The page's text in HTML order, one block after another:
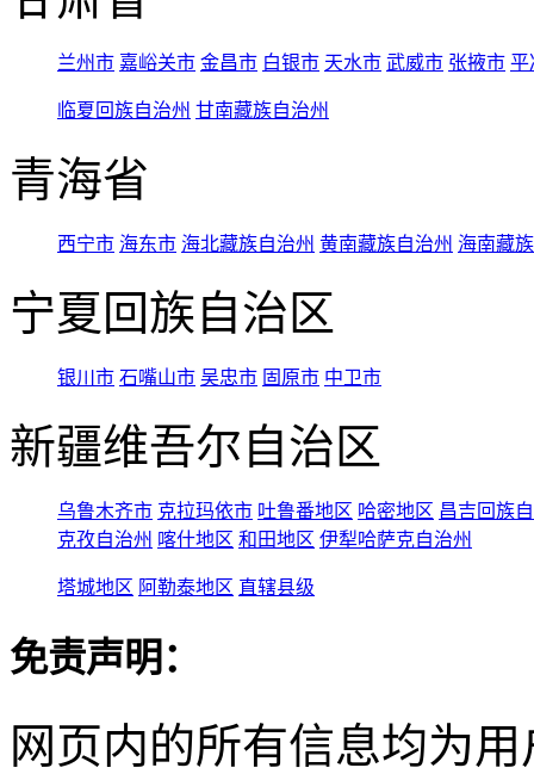
兰州市 嘉峪关市 金昌市 白银市 天水市 武威市 张掖市 平
临夏回族自治州 甘南藏族自治州
青海省
西宁市 海东市 海北藏族自治州 黄南藏族自治州 海南藏
宁夏回族自治区
银川市 石嘴山市 吴忠市 固原市 中卫市
新疆维吾尔自治区
乌鲁木齐市 克拉玛依市 吐鲁番地区 哈密地区 昌吉回族
克孜自治州 喀什地区 和田地区 伊犁哈萨克自治州
塔城地区 阿勒泰地区 直辖县级
免责声明：
网页内的所有信息均为